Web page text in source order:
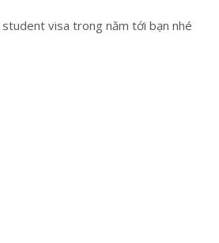
student visa trong năm tới bạn nhé